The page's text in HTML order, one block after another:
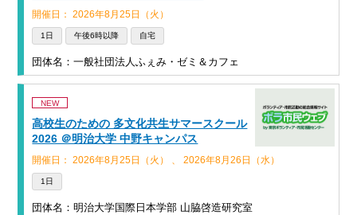
開催日： 2026年8月25日（火）
1日 午後6時以降 自宅
団体名：一般社団法人ふぇみ・ゼミ＆カフェ
NEW
高校生のための 多文化共生サマースクール
2026 ＠明治大学 中野キャンパス
開催日： 2026年8月25日（火） 、 2026年8月26日（水）
1日
団体名：明治大学国際日本学部 山脇啓造研究室